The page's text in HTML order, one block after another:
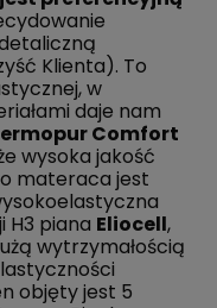
Klienta). To
w
daje nam
Comfort
wysoka jakość
materaca jest
H3 piana Eliocell,
wytrzymałością
objęty jest 5